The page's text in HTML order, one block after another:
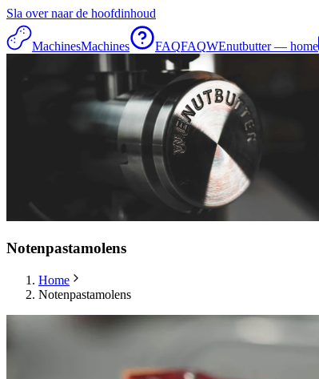
Sla over naar de hoofdinhoud
MachinesMachines FAQFAQWEnutbutter — home
Notenpastamolens
Home
Notenpastamolens